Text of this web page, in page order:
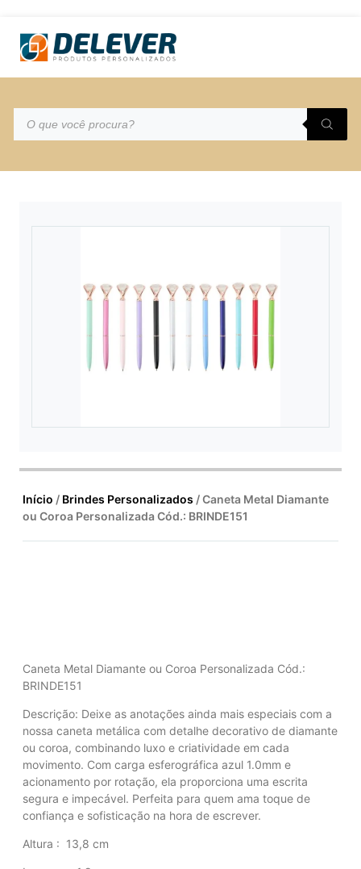
Início / Brindes Personalizados / Caneta Metal Diamante
ou Coroa Personalizada Cód.: BRINDE151
Caneta Metal Diamante ou Coroa Personalizada Cód.:
BRINDE151
Descrição: Deixe as anotações ainda mais especiais com a
nossa caneta metálica com detalhe decorativo de diamante
ou coroa, combinando luxo e criatividade em cada
movimento. Com carga esferográfica azul 1.0mm e
acionamento por rotação, ela proporciona uma escrita
segura e impecável. Perfeita para quem ama toque de
confiança e sofisticação na hora de escrever.
Altura : 13,8 cm